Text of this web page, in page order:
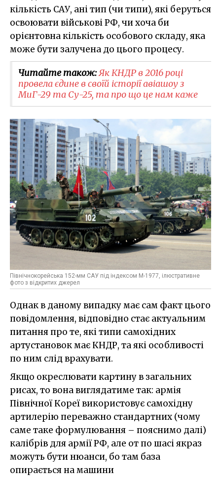
кількість САУ, ані тип (чи типи), які беруться
освоювати військові РФ, чи хоча би
орієнтовна кількість особового складу, яка
може бути залучена до цього процесу.
Читайте також:Як КНДР в 2016 році
провела єдине в своїй історії авіашоу з
МиГ-29 та Су-25, та про що це нам каже
Північнокорейська 152-мм САУ під індексом М-1977, ілюстративне
фото з відкритих джерел
Однак в даному випадку має сам факт цього
повідомлення, відповідно стає актуальним
питання про те, які типи самохідних
артустановок має КНДР, та які особливості
по ним слід врахувати.
Якщо окреслювати картину в загальних
рисах, то вона виглядатиме так: армія
Північної Кореї використовує самохідну
артилерію переважно стандартних (чому
саме таке формулювання – пояснимо далі)
калібрів для армії РФ, але от по шасі якраз
можуть бути нюанси, бо там база
опирається на машини